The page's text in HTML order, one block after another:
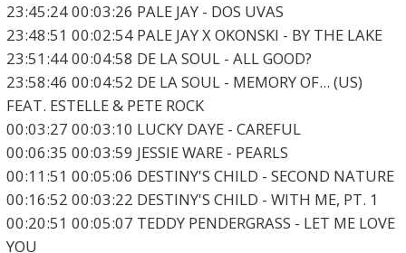
23:45:24 00:03:26 PALE JAY - DOS UVAS
23:48:51 00:02:54 PALE JAY X OKONSKI - BY THE LAKE
23:51:44 00:04:58 DE LA SOUL - ALL GOOD?
23:58:46 00:04:52 DE LA SOUL - MEMORY OF... (US)
FEAT. ESTELLE & PETE ROCK
00:03:27 00:03:10 LUCKY DAYE - CAREFUL
00:06:35 00:03:59 JESSIE WARE - PEARLS
00:11:51 00:05:06 DESTINY'S CHILD - SECOND NATURE
00:16:52 00:03:22 DESTINY'S CHILD - WITH ME, PT. 1
00:20:51 00:05:07 TEDDY PENDERGRASS - LET ME LOVE
YOU